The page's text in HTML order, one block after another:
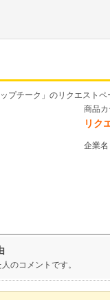
プチーク」のリクエストペ
商品
リク
企業
のコメントです。